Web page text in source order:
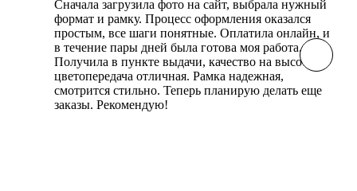
Сначала загрузила фото на сайт, выбрала нужный
формат и рамку. Процесс оформления оказался
простым, все шаги понятные. Оплатила онлайн, и
в течение пары дней была готова моя работа.
Получила в пункте выдачи, качество на высоте,
цветопередача отличная. Рамка надежная,
смотрится стильно. Теперь планирую делать еще
заказы. Рекомендую!